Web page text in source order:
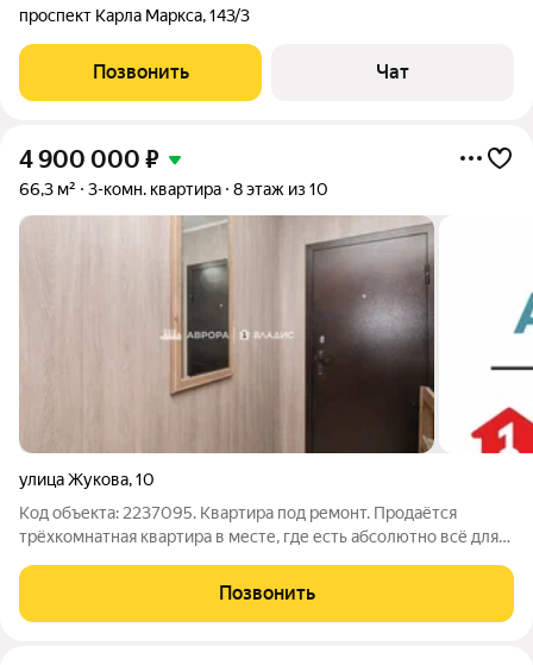
проспект Карла Маркса,143/3
Позвонить Чат
4 900 000 ₽
66,3 м² 3-комн. квартира 8 этаж из 10
улица Жукова,10
Код объекта: 2237095. Квартира под ремонт. Продаётся
трёхкомнатная квартира в месте, где есть абсолютно всё для
рестораны и фитнес-центры. Дом
Позвонить